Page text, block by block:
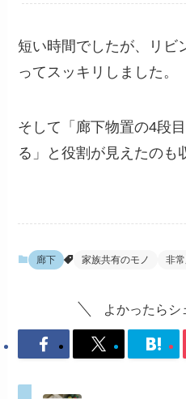
短い時間でしたが、リビ
ってスッキリしました。
そして「廊下物置の4段
る」と役割が見えたのも
廊下 家族共有のモノ 非
よかったらシ